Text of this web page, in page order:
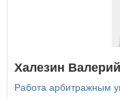
Халезин
Работа арбитражным